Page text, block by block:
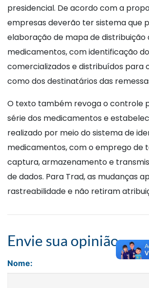
presidencial. De acordo com a
empresas deverão ter sistema que
elaboração de mapa de distribuição
medicamentos, com identificação
comercializados e distribuídos para
como dos destinatários das
O texto também revoga o controle
série dos medicamentos e
realizado por meio do sistema de
medicamentos, com o emprego de
captura, armazenamento e
de dados. Para Trad, as mudanças
rastreabilidade e não retiram
Envie sua opinião
Nome: